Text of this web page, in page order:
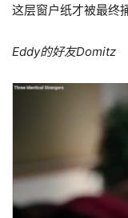
这层窗户纸才被最终
Eddy的好友Domitz